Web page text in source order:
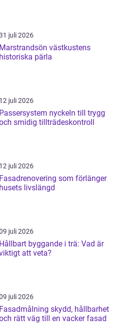
juli 2026
Marstrandsön västkustens
historiska pärla
12 juli 2026
Passersystem nyckeln till trygg
smidig tillträdeskontroll
12 juli 2026
Fasadrenovering som förlänger
husets livslängd
juli 2026
Hållbart byggande i trä: Vad är
att veta?
juli 2026
Fasadmålning skydd, hållbarhet
rätt väg till en vacker fasad